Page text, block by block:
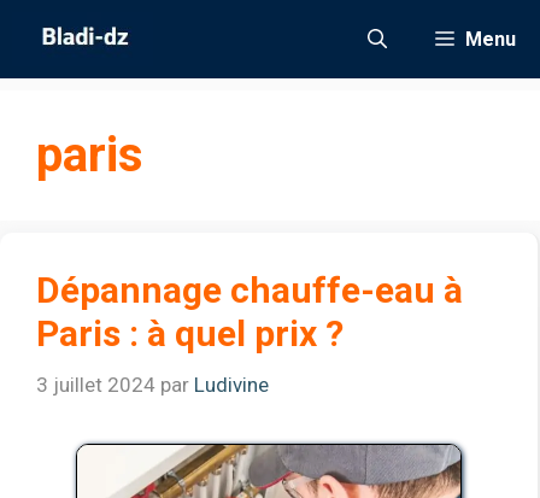
contenu
Menu
paris
Dépannage chauffe-eau à
Paris : à quel prix ?
3 juillet 2024 par Ludivine